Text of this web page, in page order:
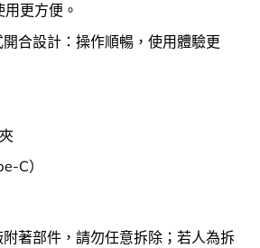
更方便。
合設計：操作順暢，使用體驗更
C）
著部件，請勿任意拆除；若人為拆